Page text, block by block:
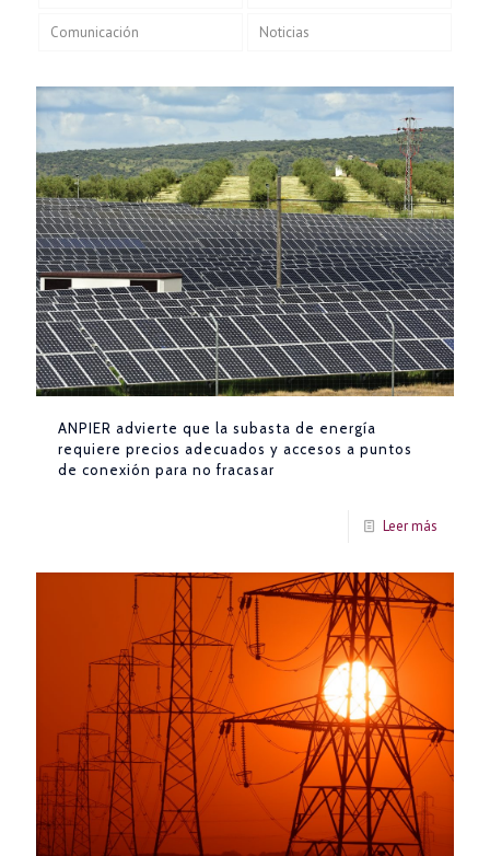
Comunicación Noticias
ANPIER advierte que la subasta de energía
requiere precios adecuados y accesos a puntos
de conexión para no fracasar
Leer más